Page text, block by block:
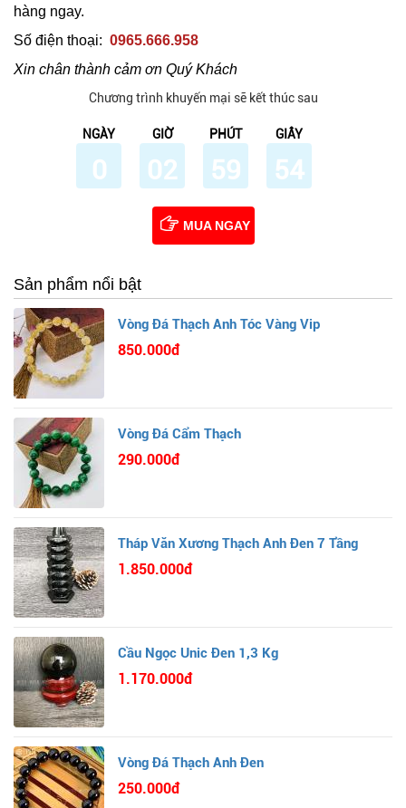
hàng ngay.
Số điện thoại: 0965.666.958
Xin chân thành cảm ơn Quý Khách
Chương trình khuyến mại sẽ kết thúc sau
NGÀY
0
GIỜ
02
PHÚT
59
GIÂY
53
MUA NGAY
Sản phẩm nổi bật
Vòng Đá Thạch Anh Tóc Vàng Vip
850.000đ
Vòng Đá Cẩm Thạch
290.000đ
Tháp Văn Xương Thạch Anh Đen 7 Tầng
1.850.000đ
Cầu Ngọc Unic Đen 1,3 Kg
1.170.000đ
Vòng Đá Thạch Anh Đen
250.000đ